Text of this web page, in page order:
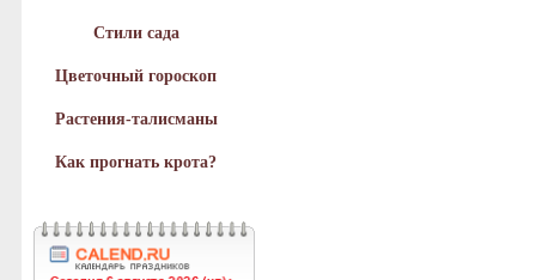
Стили сада
Цветочный гороскоп
Растения-талисманы
Как прогнать крота?